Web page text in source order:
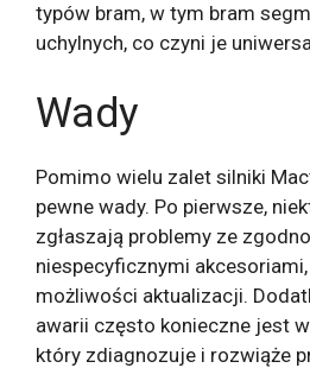
typów bram, w tym bram
uchylnych, co czyni je
Wady
Pomimo wielu zalet silniki
pewne wady. Po pierwsze,
zgłaszają problemy ze
niespecyficznymi
możliwości aktualizacji.
awarii często konieczne jest
który zdiagnozuje i rozwiąże